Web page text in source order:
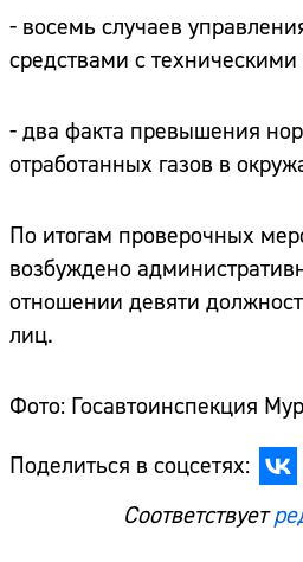
- восемь случаев
средствами с
- два факта превышения
отработанных газов в
По итогам проверочных
возбуждено
отношении девяти
лиц.
Фото: Госавтоинспекция
Поделиться в соцсетях:
Соответствует